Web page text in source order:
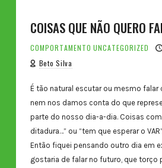
COISAS QUE NÃO QUERO
COMPORTAMENTO UNCATEGORIZED
Beto Silva
É tão natural escutar ou mesmo falar
nem nos damos conta do que
parte do nosso dia-a-dia. Coisas
ditadura…” ou “tem que esperar o
Então fiquei pensando outro dia em
gostaria de falar no futuro, que torço